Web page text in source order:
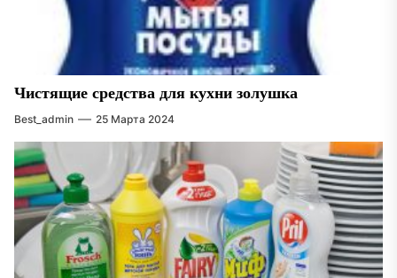
Чистящие средства для кухни золушка
Best_admin 25 Марта 2024